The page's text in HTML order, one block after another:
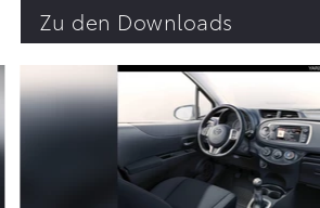
Zu den Downloads